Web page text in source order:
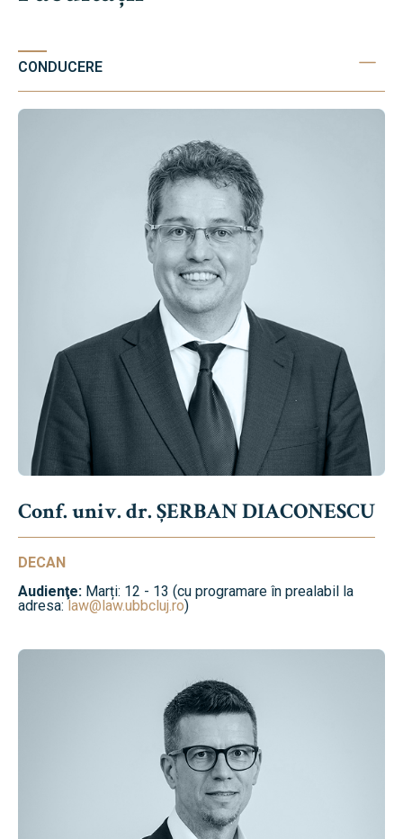
CONDUCERE
Conf. univ. dr. ȘERBAN DIACONESCU
DECAN
Audienţe: Marți: 12 - 13 (cu programare în prealabil la
adresa:law@law.ubbcluj.ro)